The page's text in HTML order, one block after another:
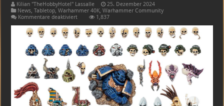
Kilian "TheHobbyHotel" Lassalle
25. Dezember 2024
News,Tabletop,Warhammer 40K,Warhammer Community
Kommentare deaktiviertfür
40K
Tabletop
Basegestaltung
–
Games
Workshop
veröffentlicht
neue
1,837